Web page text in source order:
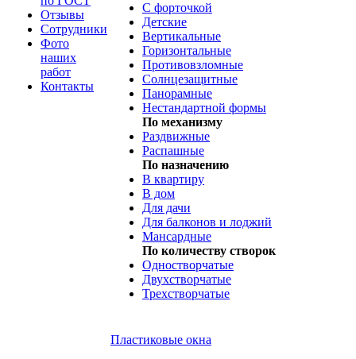
Отзывы
Сотрудники
Фото
наших
работ
Контакты
С форточкой
Детские
Вертикальные
Горизонтальные
Противовзломные
Солнцезащитные
Панорамные
Нестандартной формы
По механизму
Раздвижные
Распашные
По назначению
В квартиру
В дом
Для дачи
Для балконов и лоджий
Мансардные
По количеству створок
Одностворчатые
Двухстворчатые
Трехстворчатые
Пластиковые окна